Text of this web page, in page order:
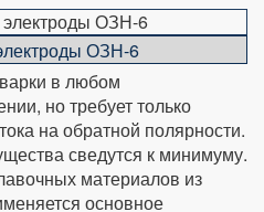
ОЗН-6
в любом
но требует только
на обратной полярности.
сведутся к минимуму.
материалов из
основное